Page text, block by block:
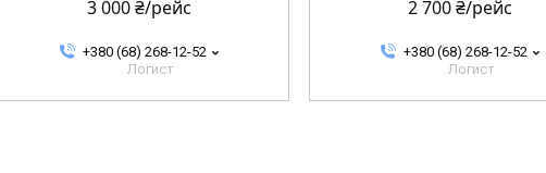
3 000 ₴/рейс
+380 (68) 268-12-52
Логист
2 700 ₴/рейс
+380 (68) 268-12-52
Логист